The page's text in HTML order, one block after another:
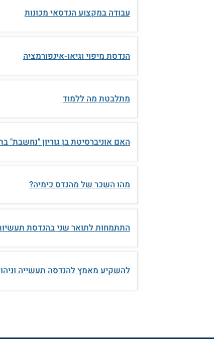
עבודה במקצוע הנדסאי מכונות
הנדסת מיפוי וגיאו-אינפורמציה
מתלבטת מה ללמוד
האם אוניברסיטת בן גוריון "נחשבת"
מהו השכר של מהנדס כימיה?
התתמחות לתואר שני בהנדסת
להשקיע מאמץ להנדסה תעשייה